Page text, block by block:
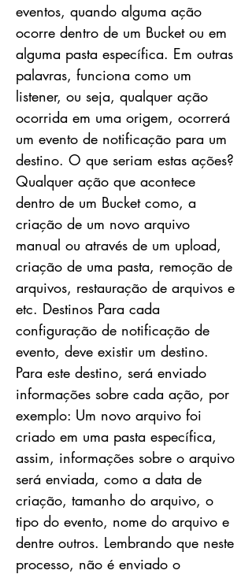
eventos, quando alguma ação
ocorre dentro de um Bucket ou em
alguma pasta específica. Em outras
palavras, funciona como um
listener, ou seja, qualquer ação
ocorrida em uma origem, ocorrerá
um evento de notificação para um
destino. O que seriam estas ações?
Qualquer ação que acontece
dentro de um Bucket como, a
criação de um novo arquivo
manual ou através de um upload,
criação de uma pasta, remoção de
arquivos, restauração de arquivos e
etc. Destinos Para cada
configuração de notificação de
evento, deve existir um destino.
Para este destino, será enviado
informações sobre cada ação, por
exemplo: Um novo arquivo foi
criado em uma pasta específica,
assim, informações sobre o arquivo
será enviada, como a data de
criação, tamanho do arquivo, o
tipo do evento, nome do arquivo e
dentre outros. Lembrando que neste
processo, não é enviado o